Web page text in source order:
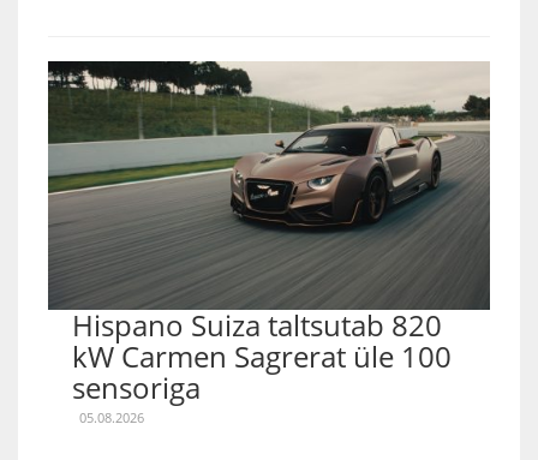
Hispano Suiza taltsutab 820
kW Carmen Sagrerat üle 100
sensoriga
05.08.2026